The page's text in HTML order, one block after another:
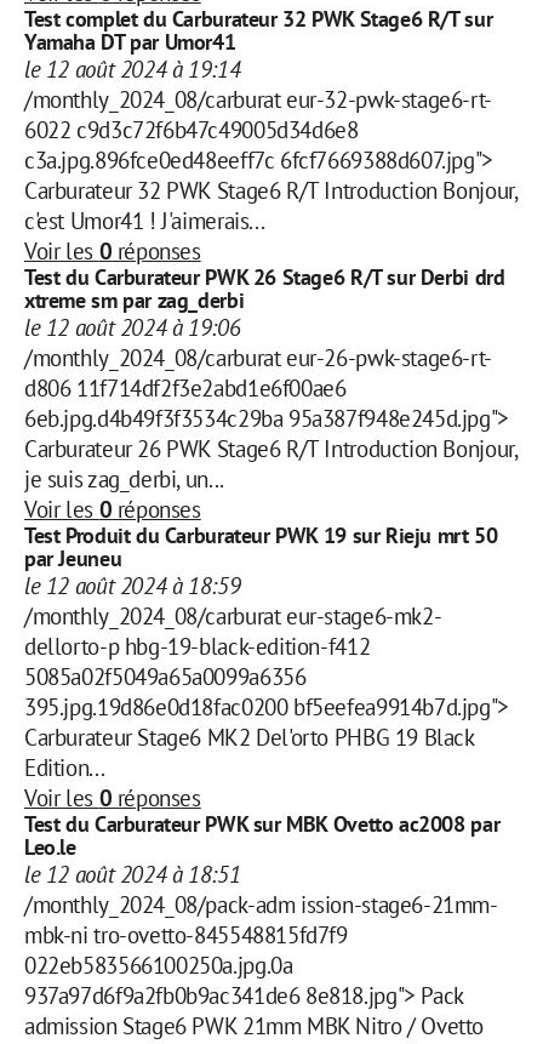
Test complet du Carburateur 32 PWK Stage6 R/T sur
Yamaha DT par Umor41
le 12 août 2024 à 19:14
/monthly_2024_08/carburat eur-32-pwk-stage6-rt-
6022 c9d3c72f6b47c49005d34d6e8
c3a.jpg.896fce0ed48eeff7c 6fcf7669388d607.jpg">
Carburateur 32 PWK Stage6 R/T Introduction Bonjour,
c'est Umor41 ! J'aimerais...
Voir les 0 réponses
Test du Carburateur PWK 26 Stage6 R/T sur Derbi drd
xtreme sm par zag_derbi
le 12 août 2024 à 19:06
/monthly_2024_08/carburat eur-26-pwk-stage6-rt-
d806 11f714df2f3e2abd1e6f00ae6
6eb.jpg.d4b49f3f3534c29ba 95a387f948e245d.jpg">
Carburateur 26 PWK Stage6 R/T Introduction Bonjour,
je suis zag_derbi, un...
Voir les 0 réponses
Test Produit du Carburateur PWK 19 sur Rieju mrt 50
par Jeuneu
le 12 août 2024 à 18:59
/monthly_2024_08/carburat eur-stage6-mk2-
dellorto-p hbg-19-black-edition-f412
5085a02f5049a65a0099a6356
395.jpg.19d86e0d18fac0200 bf5eefea9914b7d.jpg">
Carburateur Stage6 MK2 Del'orto PHBG 19 Black
Edition...
Voir les 0 réponses
Test du Carburateur PWK sur MBK Ovetto ac2008 par
Leo.le
le 12 août 2024 à 18:51
/monthly_2024_08/pack-adm ission-stage6-21mm-
mbk-ni tro-ovetto-845548815fd7f9
022eb583566100250a.jpg.0a
937a97d6f9a2fb0b9ac341de6 8e818.jpg"> Pack
admission Stage6 PWK 21mm MBK Nitro / Ovetto